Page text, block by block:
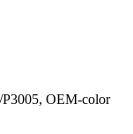
P3005, OEM-color